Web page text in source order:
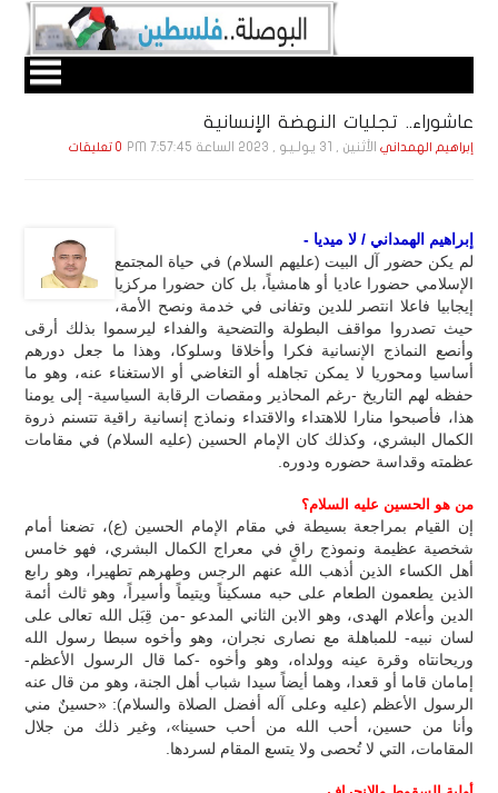
عاشوراء.. تجليات النهضة الإنسانية
إبراهيم الهمداني الأثنين , 31 يـولـيـو , 2023 الساعة 7:57:45 PM 0 تعليقات
إبراهيم الهمداني / لا ميديا -
لم يكن حضور آل البيت (عليهم السلام) في حياة المجتمع
الإسلامي حضورا عاديا أو هامشياً، بل كان حضورا مركزيا
إيجابيا فاعلا انتصر للدين وتفانى في خدمة ونصح الأمة،
حيث تصدروا مواقف البطولة والتضحية والفداء ليرسموا بذلك أرقى
وأنصع النماذج الإنسانية فكرا وأخلاقا وسلوكا، وهذا ما جعل دورهم
أساسيا ومحوريا لا يمكن تجاهله أو التغاضي أو الاستغناء عنه، وهو ما
حفظه لهم التاريخ -رغم المحاذير ومقصات الرقابة السياسية- إلى يومنا
هذا، فأصبحوا منارا للاهتداء والاقتداء ونماذج إنسانية راقية تتسنم ذروة
الكمال البشري، وكذلك كان الإمام الحسين (عليه السلام) في مقامات
عظمته وقداسة حضوره ودوره.
من هو الحسين عليه السلام؟
إن القيام بمراجعة بسيطة في مقام الإمام الحسين (ع)، تضعنا أمام
شخصية عظيمة ونموذج راقٍ في معراج الكمال البشري، فهو خامس
أهل الكساء الذين أذهب الله عنهم الرجس وطهرهم تطهيرا، وهو رابع
الذين يطعمون الطعام على حبه مسكيناً ويتيماً وأسيراً، وهو ثالث أئمة
الدين وأعلام الهدى، وهو الابن الثاني المدعو -من قِبَل الله تعالى على
لسان نبيه- للمباهلة مع نصارى نجران، وهو وأخوه سبطا رسول الله
وريحانتاه وقرة عينه وولداه، وهو وأخوه -كما قال الرسول الأعظم-
إمامان قاما أو قعدا، وهما أيضاً سيدا شباب أهل الجنة، وهو من قال عنه
الرسول الأعظم (عليه وعلى آله أفضل الصلاة والسلام): «حسينٌ مني
وأنا من حسين، أحب الله من أحب حسينا»، وغير ذلك من جلال
المقامات، التي لا تُحصى ولا يتسع المقام لسردها.